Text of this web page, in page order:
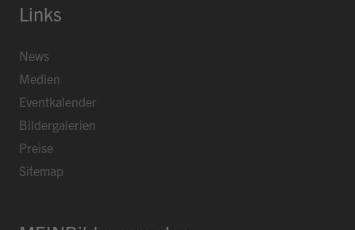
Links
News
Medien
Eventkalender
Bildergalerien
Preise
Sitemap